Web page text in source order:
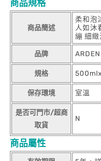
商品規格
商品簡述
柔和泡
人如沐
繃 細
品牌 ARDEN
規格
保存環境 室溫
是否可門市/超商
取貨
N
商品屬性